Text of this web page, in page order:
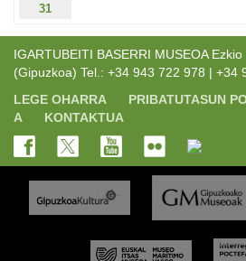
31
IGARTUBEITI BASERRI MUSEOA
(Gipuzkoa) Tel.: +34 943 722 978 | +34
LEGE OHARRA
PRIBATUTASUN
A
KONTAKTUA